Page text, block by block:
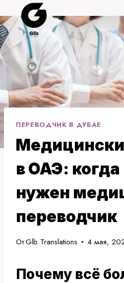
Перейти
к
содержимому
ПЕРЕВОДЧИК В ДУБАЕ
в ОАЭ:
нужен
переводчик
ОтGlb Translations 4 мая,
Почему всё